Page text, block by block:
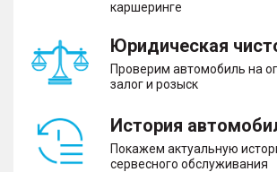
каршеринге
Юридическая
Проверим автомобиль на
залог и розыск
История
Покажем актуальную
сервесного обслуживания